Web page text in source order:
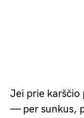
Jei prie karščio
— per sunkus,